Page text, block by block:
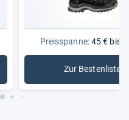
Preisspanne:45 € bis
Zur Bestenliste
: Damen-